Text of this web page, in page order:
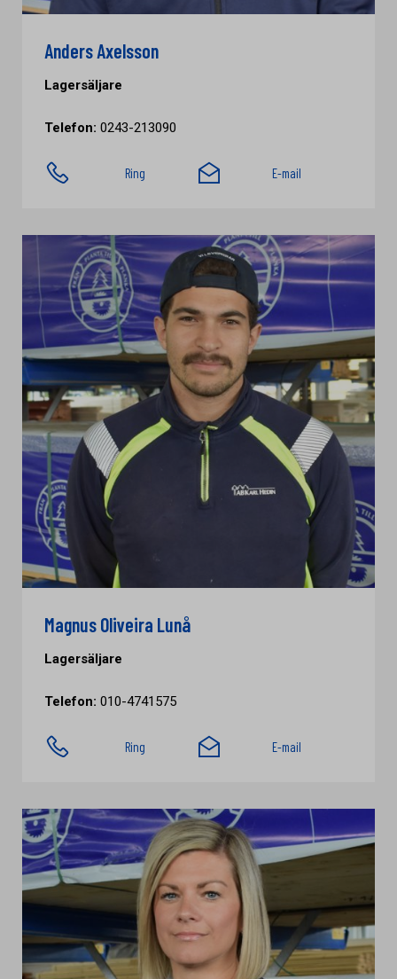
Anders Axelsson
Lagersäljare
Telefon: 0243-213090
Ring E-mail
Magnus Oliveira Lunå
Lagersäljare
Telefon: 010-4741575
Ring E-mail